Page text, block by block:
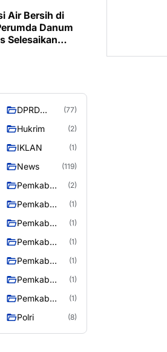
Air Bersih di
Danum
Selesaikan
DPRD
Raya
(77)
Hukrim (2)
IKLAN (1)
News (119)
Pemkab
(2)
Pemkab
08/2/2025
(1)
Pemkab
11/2/2025
(1)
Pemkab
13/2/2025
(1)
Pemkab
17/2/2025
(1)
Pemkab
28/2/2025
(1)
Pemkab
(1)
Polri (8)